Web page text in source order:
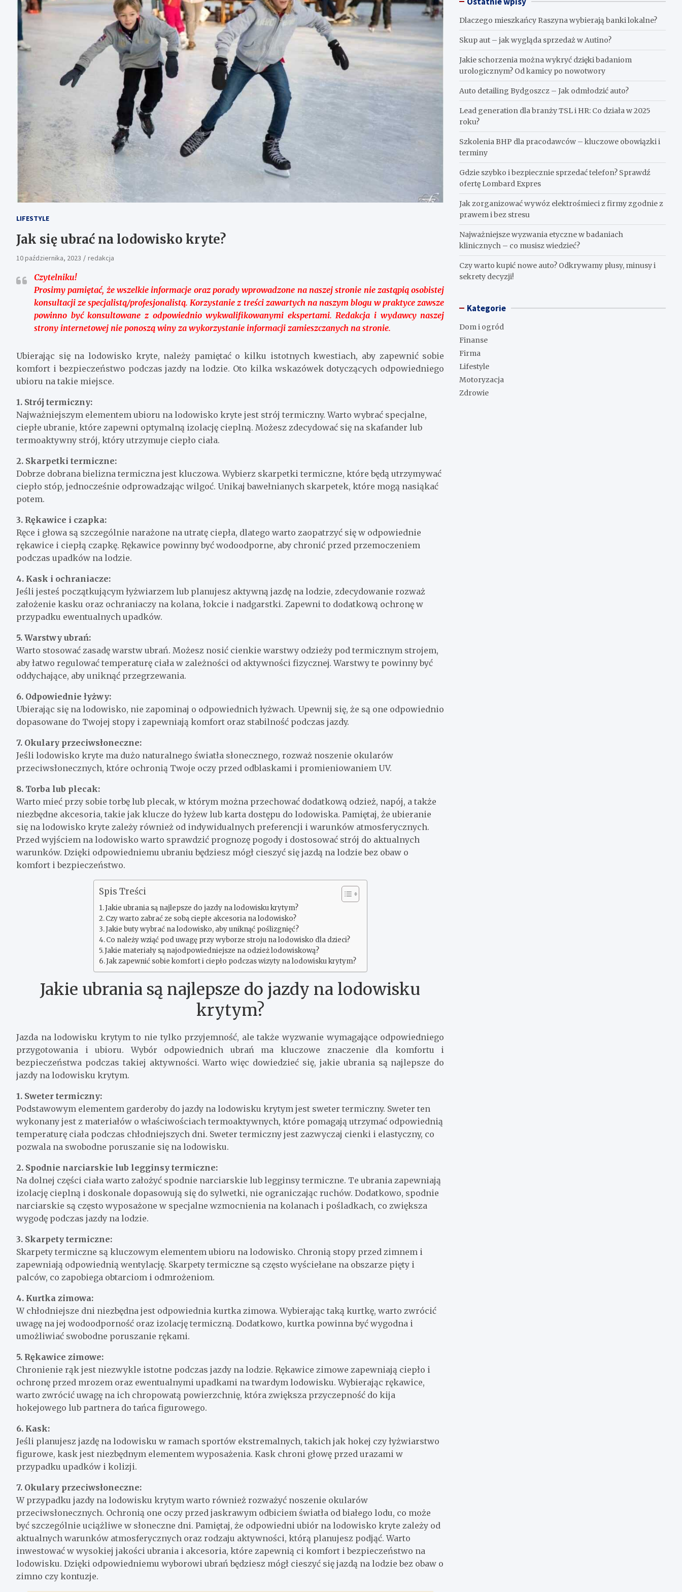
LIFESTYLE
Jak się ubrać na lodowisko kryte?
10 października, 2023 redakcja
Czytelniku!
Prosimy pamiętać, że wszelkie informacje oraz porady wprowadzone na naszej stronie nie zastąpią osobistej
konsultacji ze specjalistą/profesjonalistą. Korzystanie z treści zawartych na naszym blogu w praktyce zawsze
powinno być konsultowane z odpowiednio wykwalifikowanymi ekspertami. Redakcja i wydawcy naszej
strony internetowej nie ponoszą winy za wykorzystanie informacji zamieszczanych na stronie.
Ubierając się na lodowisko kryte, należy pamiętać o kilku istotnych kwestiach, aby zapewnić sobie
komfort i bezpieczeństwo podczas jazdy na lodzie. Oto kilka wskazówek dotyczących odpowiedniego
ubioru na takie miejsce.
1. Strój termiczny:
Najważniejszym elementem ubioru na lodowisko kryte jest strój termiczny. Warto wybrać specjalne,
ciepłe ubranie, które zapewni optymalną izolację cieplną. Możesz zdecydować się na skafander lub
termoaktywny strój, który utrzymuje ciepło ciała.
2. Skarpetki termiczne:
Dobrze dobrana bielizna termiczna jest kluczowa. Wybierz skarpetki termiczne, które będą utrzymywać
ciepło stóp, jednocześnie odprowadzając wilgoć. Unikaj bawełnianych skarpetek, które mogą nasiąkać
potem.
3. Rękawice i czapka:
Ręce i głowa są szczególnie narażone na utratę ciepła, dlatego warto zaopatrzyć się w odpowiednie
rękawice i ciepłą czapkę. Rękawice powinny być wodoodporne, aby chronić przed przemoczeniem
podczas upadków na lodzie.
4. Kask i ochraniacze:
Jeśli jesteś początkującym łyżwiarzem lub planujesz aktywną jazdę na lodzie, zdecydowanie rozważ
założenie kasku oraz ochraniaczy na kolana, łokcie i nadgarstki. Zapewni to dodatkową ochronę w
przypadku ewentualnych upadków.
5. Warstwy ubrań:
Warto stosować zasadę warstw ubrań. Możesz nosić cienkie warstwy odzieży pod termicznym strojem,
aby łatwo regulować temperaturę ciała w zależności od aktywności fizycznej. Warstwy te powinny być
oddychające, aby uniknąć przegrzewania.
6. Odpowiednie łyżwy:
Ubierając się na lodowisko, nie zapominaj o odpowiednich łyżwach. Upewnij się, że są one odpowiednio
dopasowane do Twojej stopy i zapewniają komfort oraz stabilność podczas jazdy.
7. Okulary przeciwsłoneczne:
Jeśli lodowisko kryte ma dużo naturalnego światła słonecznego, rozważ noszenie okularów
przeciwsłonecznych, które ochronią Twoje oczy przed odblaskami i promieniowaniem UV.
8. Torba lub plecak:
Warto mieć przy sobie torbę lub plecak, w którym można przechować dodatkową odzież, napój, a także
niezbędne akcesoria, takie jak klucze do łyżew lub karta dostępu do lodowiska. Pamiętaj, że ubieranie
się na lodowisko kryte zależy również od indywidualnych preferencji i warunków atmosferycznych.
Przed wyjściem na lodowisko warto sprawdzić prognozę pogody i dostosować strój do aktualnych
warunków. Dzięki odpowiedniemu ubraniu będziesz mógł cieszyć się jazdą na lodzie bez obaw o
komfort i bezpieczeństwo.
Spis Treści
Jakie ubrania są najlepsze do jazdy na lodowisku krytym?
Czy warto zabrać ze sobą ciepłe akcesoria na lodowisko?
Jakie buty wybrać na lodowisko, aby uniknąć poślizgnięć?
Co należy wziąć pod uwagę przy wyborze stroju na lodowisko dla dzieci?
Jakie materiały są najodpowiedniejsze na odzież lodowiskową?
Jak zapewnić sobie komfort i ciepło podczas wizyty na lodowisku krytym?
Jakie ubrania są najlepsze do jazdy na lodowisku
krytym?
Jazda na lodowisku krytym to nie tylko przyjemność, ale także wyzwanie wymagające odpowiedniego
przygotowania i ubioru. Wybór odpowiednich ubrań ma kluczowe znaczenie dla komfortu i
bezpieczeństwa podczas takiej aktywności. Warto więc dowiedzieć się, jakie ubrania są najlepsze do
jazdy na lodowisku krytym.
1. Sweter termiczny:
Podstawowym elementem garderoby do jazdy na lodowisku krytym jest sweter termiczny. Sweter ten
wykonany jest z materiałów o właściwościach termoaktywnych, które pomagają utrzymać odpowiednią
temperaturę ciała podczas chłodniejszych dni. Sweter termiczny jest zazwyczaj cienki i elastyczny, co
pozwala na swobodne poruszanie się na lodowisku.
2. Spodnie narciarskie lub legginsy termiczne:
Na dolnej części ciała warto założyć spodnie narciarskie lub legginsy termiczne. Te ubrania zapewniają
izolację cieplną i doskonale dopasowują się do sylwetki, nie ograniczając ruchów. Dodatkowo, spodnie
narciarskie są często wyposażone w specjalne wzmocnienia na kolanach i pośladkach, co zwiększa
wygodę podczas jazdy na lodzie.
3. Skarpety termiczne:
Skarpety termiczne są kluczowym elementem ubioru na lodowisko. Chronią stopy przed zimnem i
zapewniają odpowiednią wentylację. Skarpety termiczne są często wyściełane na obszarze pięty i
palców, co zapobiega obtarciom i odmrożeniom.
4. Kurtka zimowa:
W chłodniejsze dni niezbędna jest odpowiednia kurtka zimowa. Wybierając taką kurtkę, warto zwrócić
uwagę na jej wodoodporność oraz izolację termiczną. Dodatkowo, kurtka powinna być wygodna i
umożliwiać swobodne poruszanie rękami.
5. Rękawice zimowe:
Chronienie rąk jest niezwykle istotne podczas jazdy na lodzie. Rękawice zimowe zapewniają ciepło i
ochronę przed mrozem oraz ewentualnymi upadkami na twardym lodowisku. Wybierając rękawice,
warto zwrócić uwagę na ich chropowatą powierzchnię, która zwiększa przyczepność do kija
hokejowego lub partnera do tańca figurowego.
6. Kask:
Jeśli planujesz jazdę na lodowisku w ramach sportów ekstremalnych, takich jak hokej czy łyżwiarstwo
figurowe, kask jest niezbędnym elementem wyposażenia. Kask chroni głowę przed urazami w
przypadku upadków i kolizji.
7. Okulary przeciwsłoneczne:
W przypadku jazdy na lodowisku krytym warto również rozważyć noszenie okularów
przeciwsłonecznych. Ochronią one oczy przed jaskrawym odbiciem światła od białego lodu, co może
być szczególnie uciążliwe w słoneczne dni. Pamiętaj, że odpowiedni ubiór na lodowisko kryte zależy od
aktualnych warunków atmosferycznych oraz rodzaju aktywności, którą planujesz podjąć. Warto
inwestować w wysokiej jakości ubrania i akcesoria, które zapewnią ci komfort i bezpieczeństwo na
lodowisku. Dzięki odpowiedniemu wyborowi ubrań będziesz mógł cieszyć się jazdą na lodzie bez obaw o
zimno czy kontuzje.
Dlaczego mieszkańcy Raszyna wybierają banki lokalne?
Skup aut – jak wygląda sprzedaż w Autino?
Jakie schorzenia można wykryć dzięki badaniom
urologicznym? Od kamicy po nowotwory
Auto detailing Bydgoszcz – Jak odmłodzić auto?
Lead generation dla branży TSL i HR: Co działa w 2025
roku?
Szkolenia BHP dla pracodawców – kluczowe obowiązki i
terminy
Gdzie szybko i bezpiecznie sprzedać telefon? Sprawdź
ofertę Lombard Expres
Jak zorganizować wywóz elektrośmieci z firmy zgodnie z
prawem i bez stresu
Najważniejsze wyzwania etyczne w badaniach
klinicznych – co musisz wiedzieć?
Czy warto kupić nowe auto? Odkrywamy plusy, minusy i
sekrety decyzji!
Kategorie
Dom i ogród
Finanse
Firma
Lifestyle
Motoryzacja
Zdrowie